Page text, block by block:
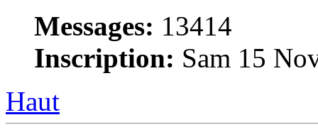
Messages: 13414
Inscription: Sam 15
Haut